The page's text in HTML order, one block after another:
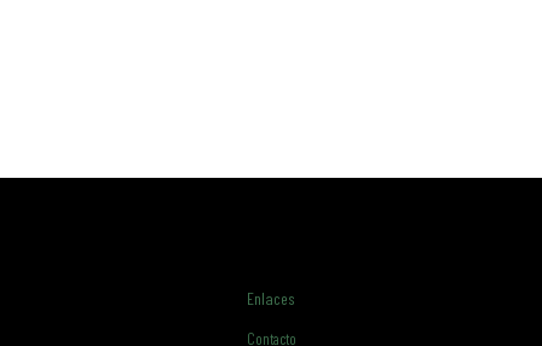
Enlaces
Contacto